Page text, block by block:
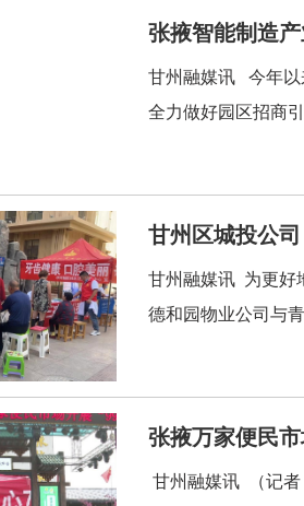
张掖智能制造
甘州融媒讯 今年以
全力做好园区招商
甘州区城投公
甘州融媒讯 为更好
德和园物业公司与
张掖万家便民
甘州融媒讯 （记者